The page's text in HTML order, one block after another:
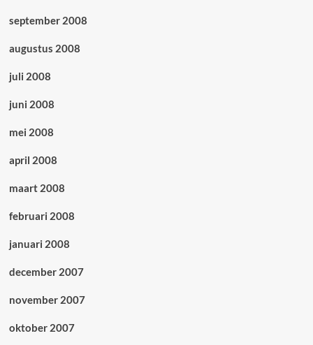
september 2008
augustus 2008
juli 2008
juni 2008
mei 2008
april 2008
maart 2008
februari 2008
januari 2008
december 2007
november 2007
oktober 2007